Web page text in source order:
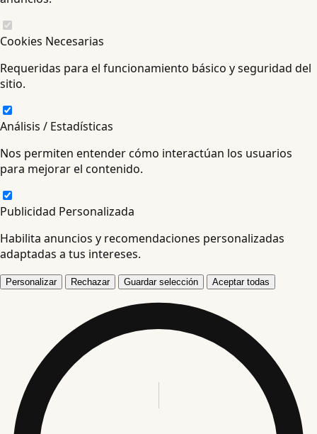
Cookies Necesarias
Requeridas para el funcionamiento básico y seguridad del
sitio.
Análisis / Estadísticas
Nos permiten entender cómo interactúan los usuarios
para mejorar el contenido.
Publicidad Personalizada
Habilita anuncios y recomendaciones personalizadas
adaptadas a tus intereses.
Personalizar Rechazar Guardar selección Aceptar todas